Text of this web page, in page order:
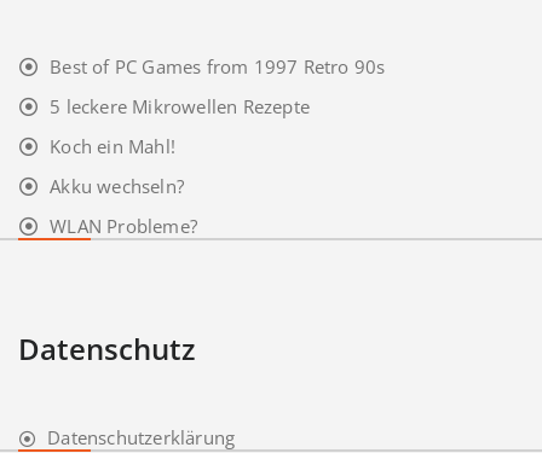
Best of PC Games from 1997 Retro 90s
5 leckere Mikrowellen Rezepte
Koch ein Mahl!
Akku wechseln?
WLAN Probleme?
Datenschutz
Datenschutzerklärung